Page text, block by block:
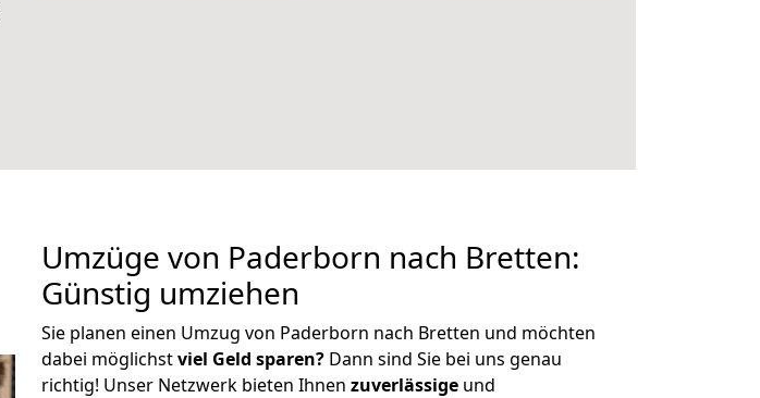
Umzüge von Paderborn nach Bretten:
Günstig umziehen
Sie planen einen Umzug von Paderborn nach Bretten und möchten
dabei möglichstviel Geld sparen? Dann sind Sie bei uns genau
richtig! Unser Netzwerk bieten Ihnen zuverlässige und